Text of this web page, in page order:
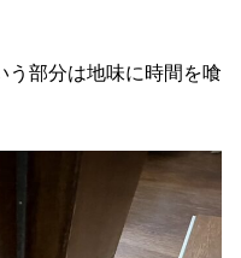
う部分は地味に時間を喰